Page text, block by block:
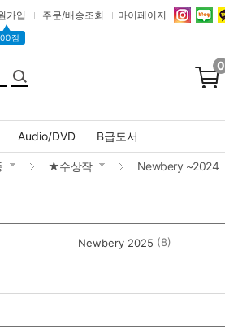
가입
▲
점
주문/배송조회 마이페이지
0
Audio/DVD B급도서
★수상작 Newbery ~2024
Newbery 2025 (8)